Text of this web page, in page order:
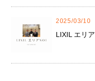
2025/03/10
LIXIL エリ